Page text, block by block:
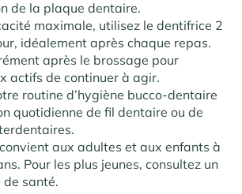
de la plaque dentaire.
maximale, utilisez le dentifrice 2
idéalement après chaque repas.
après le brossage pour
actifs de continuer à agir.
routine d’hygiène bucco-dentaire
quotidienne de fil dentaire ou de
aux adultes et aux enfants à
Pour les plus jeunes, consultez un
de santé.